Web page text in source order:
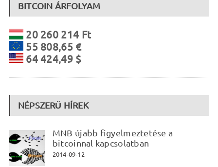
BITCOIN ÁRFOLYAM
20 260 214 Ft
55 808,65 €
64 424,49 $
NÉPSZERŰ HÍREK
MNB újabb figyelmeztetése a
bitcoinnal kapcsolatban
2014-09-12